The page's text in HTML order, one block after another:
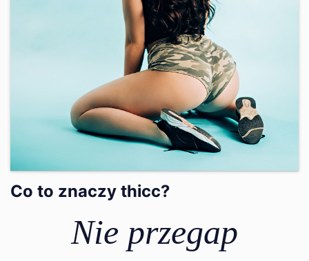
Co to znaczy thicc?
Nie przegap